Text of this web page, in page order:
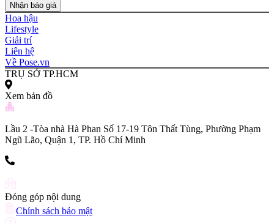
Nhận báo giá
Hoa hậu
Lifestyle
Giải trí
Liên hệ
Về Pose.vn
TRỤ SỞ TP.HCM
Xem bản đồ
Lầu 2 -Tòa nhà Hà Phan Số 17-19 Tôn Thất Tùng, Phường Phạm
Ngũ Lão, Quận 1, TP. Hồ Chí Minh
Đóng góp nội dung
Chính sách bảo mật